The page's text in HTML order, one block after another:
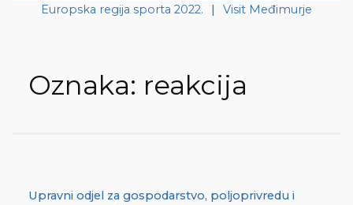
Europska regija sporta 2022. | Visit Međimurje
Oznaka: reakcija
Upravni odjel za gospodarstvo, poljoprivredu i